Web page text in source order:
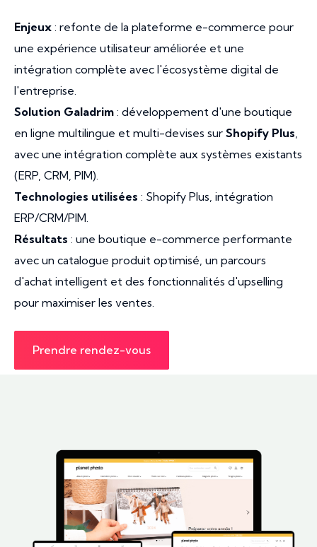
Enjeux : refonte de la plateforme e-commerce pour
une expérience utilisateur améliorée et une
intégration complète avec l'écosystème digital de
l'entreprise.
Solution Galadrim : développement d'une boutique
en ligne multilingue et multi-devises sur Shopify Plus,
avec une intégration complète aux systèmes existants
(ERP, CRM, PIM).
Technologies utilisées : Shopify Plus, intégration
ERP/CRM/PIM.
Résultats : une boutique e-commerce performante
avec un catalogue produit optimisé, un parcours
d'achat intelligent et des fonctionnalités d'upselling
pour maximiser les ventes.
Prendre rendez-vous